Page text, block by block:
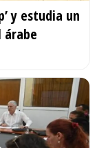
y estudia un